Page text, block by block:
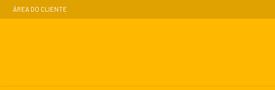
ÁREA DO CLIENTE